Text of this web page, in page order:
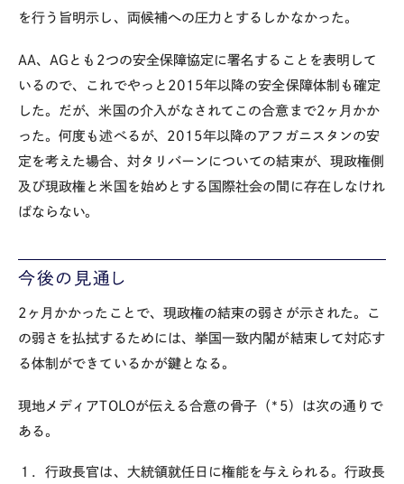
を行う旨明示し、両候補への圧力とするしかなかった。
AA、AGとも2つの安全保障協定に署名することを表明して
いるので、これでやっと2015年以降の安全保障体制も確定
した。だが、米国の介入がなされてこの合意まで2ヶ月かか
った。何度も述べるが、2015年以降のアフガニスタンの安
定を考えた場合、対タリバーンについての結束が、現政権側
及び現政権と米国を始めとする国際社会の間に存在しなけれ
ばならない。
今後の見通し
2ヶ月かかったことで、現政権の結束の弱さが示された。こ
の弱さを払拭するためには、挙国一致内閣が結束して対応す
る体制ができているかが鍵となる。
現地メディアTOLOが伝える合意の骨子（*5）は次の通りで
ある。
１．行政長官は、大統領就任日に権能を与えられる。行政長